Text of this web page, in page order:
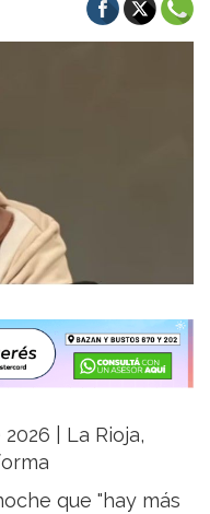
| La Rioja,
que "hay más